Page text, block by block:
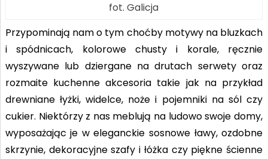
fot. Galicja
Przypominają nam o tym choćby motywy na bluzkach
i spódnicach, kolorowe chusty i korale, ręcznie
wyszywane lub dziergane na drutach serwety oraz
rozmaite kuchenne akcesoria takie jak na przykład
drewniane łyżki, widelce, noże i pojemniki na sól czy
cukier. Niektórzy z nas meblują na ludowo swoje domy,
wyposażając je w eleganckie sosnowe ławy, ozdobne
skrzynie, dekoracyjne szafy i łóżka czy piękne ścienne